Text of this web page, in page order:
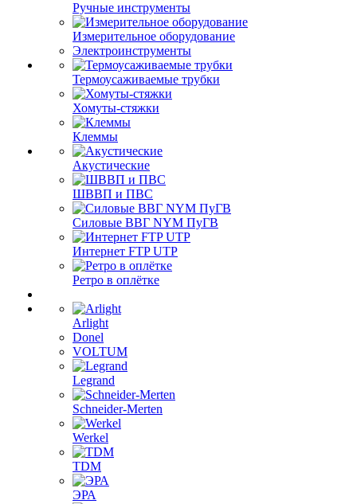
Ручные инструменты
Измерительное оборудование
Электроинструменты
Термоусаживаемые трубки
Хомуты-стяжки
Клеммы
Акустические
ШВВП и ПВС
Силовые ВВГ NYM ПуГВ
Интернет FTP UTP
Ретро в оплётке
Arlight
Donel
VOLTUM
Legrand
Schneider-Merten
Werkel
TDM
ЭРА